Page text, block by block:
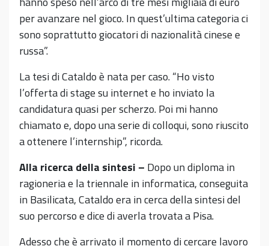
per avanzare nel gioco. In quest’ultima categoria ci
sono soprattutto giocatori di nazionalità cinese e
russa”.
La tesi di Cataldo è nata per caso. “Ho visto
l’offerta di stage su internet e ho inviato la
candidatura quasi per scherzo. Poi mi hanno
chiamato e, dopo una serie di colloqui, sono riuscito
a ottenere l’internship”, ricorda.
Alla ricerca della sintesi – Dopo un diploma in
ragioneria e la triennale in informatica, conseguita
in Basilicata, Cataldo era in cerca della sintesi del
suo percorso e dice di averla trovata a Pisa.
Adesso che è arrivato il momento di cercare lavoro